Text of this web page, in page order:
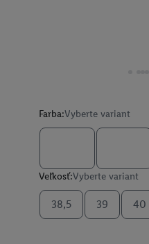
Farba:Vyberte variant
Veľkosť:Vyberte variant
38,5 39 40